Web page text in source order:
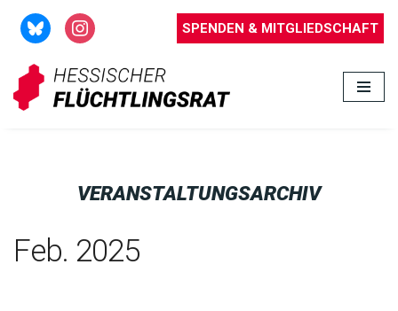
Zum
Inhalt
springen
SPENDEN & MITGLIEDSCHAFT
VERANSTALTUNGSARCHIV
Feb. 2025